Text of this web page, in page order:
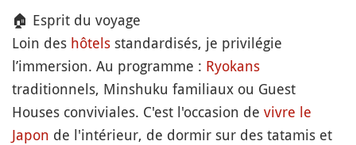
🏠 Esprit du voyage
Loin des hôtels standardisés, je privilégie
l’immersion. Au programme : Ryokans
traditionnels, Minshuku familiaux ou Guest
Houses conviviales. C'est l'occasion de vivre le
Japon de l'intérieur, de dormir sur des tatamis et